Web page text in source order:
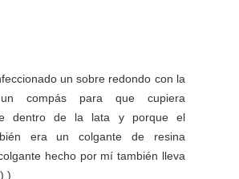
un sobre redondo con la
compás para que cupiera
dentro de la lata y porque el
era un colgante de resina
hecho por mí también lleva
)